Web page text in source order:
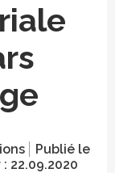
Publié le
: 22.09.2020